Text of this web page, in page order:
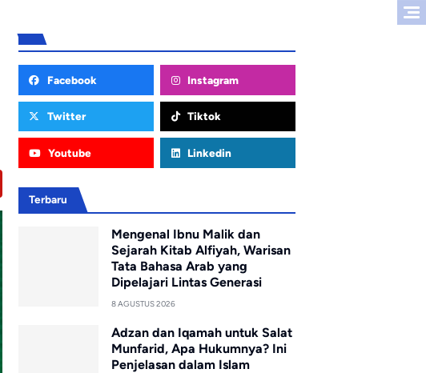
Facebook Instagram
Twitter Tiktok
Youtube Linkedin
Terbaru
Mengenal Ibnu Malik dan
Sejarah Kitab Alfiyah, Warisan
Tata Bahasa Arab yang
Dipelajari Lintas Generasi
8 AGUSTUS 2026
Adzan dan Iqamah untuk Salat
Munfarid, Apa Hukumnya? Ini
Penjelasan dalam Islam